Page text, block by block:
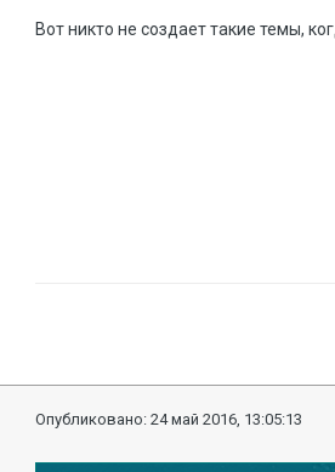
Вот никто не создает такие темы,
Опубликовано:24 май 2016, 13:05:13